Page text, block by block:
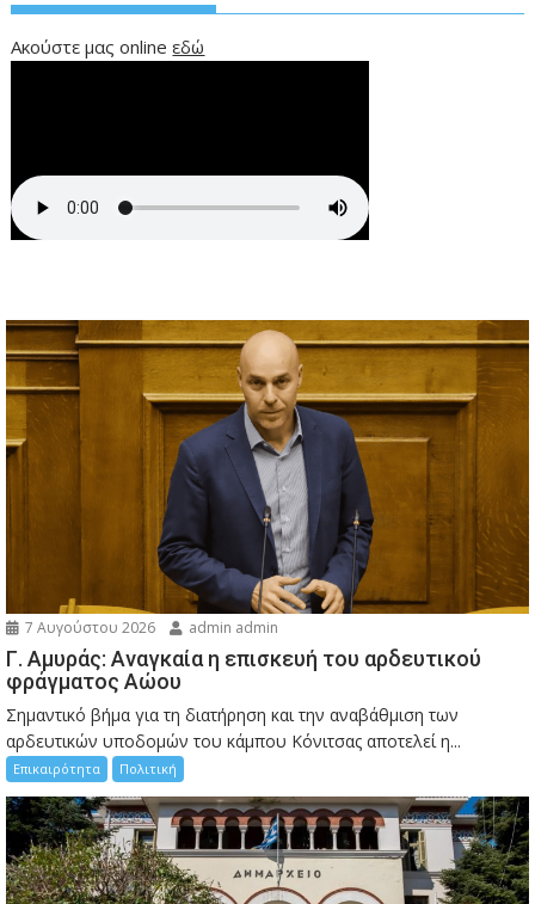
Ακούστε μας onlineεδώ
7 Αυγούστου 2026 admin admin
Γ. Αμυράς: Αναγκαία η επισκευή του αρδευτικού
φράγματος Αώου
Σημαντικό βήμα για τη διατήρηση και την αναβάθμιση των
αρδευτικών υποδομών του κάμπου Κόνιτσας αποτελεί η...
Επικαιρότητα Πολιτική